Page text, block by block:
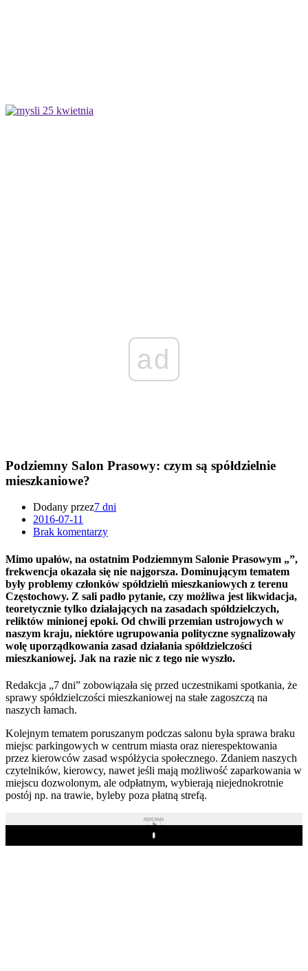
ad
Podziemny Salon Prasowy: czym są spółdzielnie
mieszkaniowe?
Dodany przez7 dni
2016-07-11
Brak komentarzy
Mimo upałów, na ostatnim Podziemnym Salonie Prasowym „”,
frekwencja okazała się nie najgorsza. Dominującym tematem
były problemy członków spółdzielń mieszkaniowych z terenu
Częstochowy. Z sali padło pytanie, czy możliwa jest likwidacja,
teoretycznie tylko działających na zasadach spółdzielczych,
reliktów minionej epoki. Od chwili przemian ustrojowych w
naszym kraju, niektóre ugrupowania polityczne sygnalizowały
wolę uporządkowania zasad działania spółdzielczości
mieszkaniowej. Jak na razie nic z tego nie wyszło.
Redakcja „7 dni” zobowiązała się przed uczestnikami spotkania, że
sprawy spółdzielczości mieszkaniowej na stałe zagoszczą na
naszych łamach.
Kolejnym tematem poruszanym podczas salonu była sprawa braku
miejsc parkingowych w centrum miasta oraz nierespektowania
przez kierowców zasad współżycia społecznego. Zdaniem naszych
czytelników, kierowcy, nawet jeśli mają możliwość zaparkowania w
miejscu dozwolonym, ale odpłatnym, wybierają niejednokrotnie
postój np. na trawie, byleby poza płatną strefą.
REKLAMA
Play